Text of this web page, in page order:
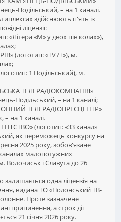
Подільський, – на 1 каналі.
здійснюють п'ять із
ліцензії:
«Літера «М» у двох пів колах»),
(логотип: «TV7+»), м.
1 Подільський), м.
ТЕЛЕРАДІОКОМПАНІЯ»
Подільський, – на 1 каналі;
ТЕЛЕРАДІОПРЕСЦЕНТР»
– на 1 каналі.
(логотип: «33 канал»
як переможець конкурсу на
2025 року, зобов'язане
малопотужних
Волочиськ і Славута до 26
одна ліцензія на
видана ТО «Полонський ТВ-
Проте зазначене
припинення, а строк дії
21 січня 2026 року.